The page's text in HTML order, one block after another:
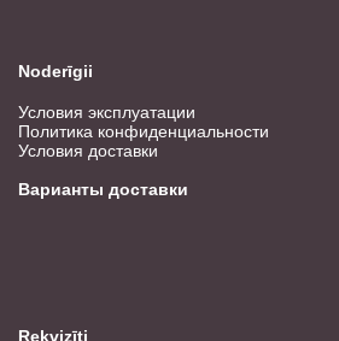
Noderīgii
Условия эксплуатации
Политика конфиденциальности
Условия доставки
Варианты доставки
Rekvizīti